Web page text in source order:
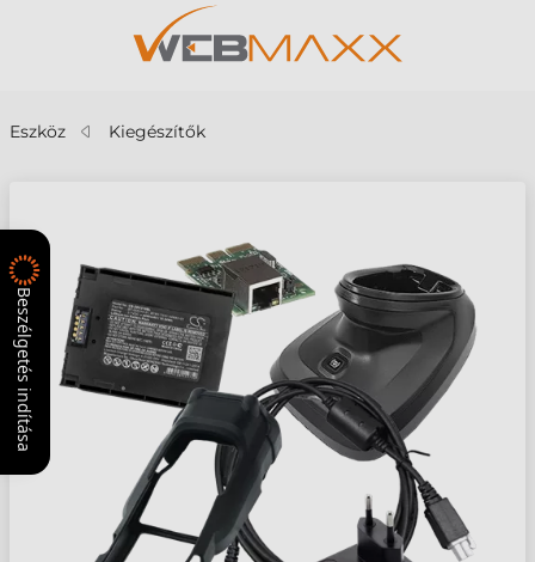
Eszköz Kiegészítők
Beszélgetés indítása